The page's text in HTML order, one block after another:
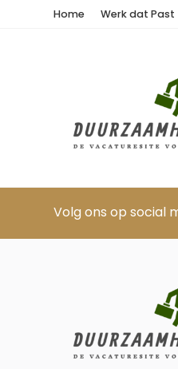
Home Werk dat Past
Volg ons op social